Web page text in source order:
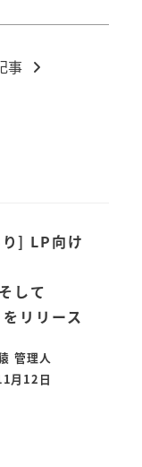
事
] LP向け
して
リリース
管理人
月12日